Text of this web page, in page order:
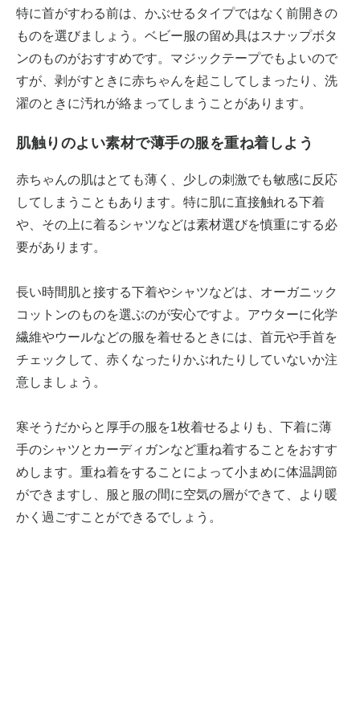
特に首がすわる前は、かぶせるタイプではなく前開きの
ものを選びましょう。ベビー服の留め具はスナップボタ
ンのものがおすすめです。マジックテープでもよいので
すが、剥がすときに赤ちゃんを起こしてしまったり、洗
濯のときに汚れが絡まってしまうことがあります。
肌触りのよい素材で薄手の服を重ね着しよう
赤ちゃんの肌はとても薄く、少しの刺激でも敏感に反応
してしまうこともあります。特に肌に直接触れる下着
や、その上に着るシャツなどは素材選びを慎重にする必
要があります。
長い時間肌と接する下着やシャツなどは、オーガニック
コットンのものを選ぶのが安心ですよ。アウターに化学
繊維やウールなどの服を着せるときには、首元や手首を
チェックして、赤くなったりかぶれたりしていないか注
意しましょう。
寒そうだからと厚手の服を1枚着せるよりも、下着に薄
手のシャツとカーディガンなど重ね着することをおすす
めします。重ね着をすることによって小まめに体温調節
ができますし、服と服の間に空気の層ができて、より暖
かく過ごすことができるでしょう。